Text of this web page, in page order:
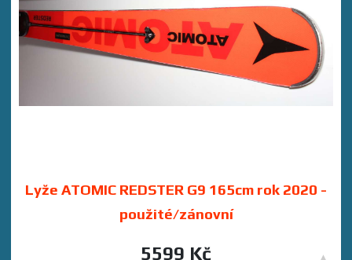
Lyže ATOMIC REDSTER G9 165cm rok 2020 -
použité/zánovní
5599 Kč